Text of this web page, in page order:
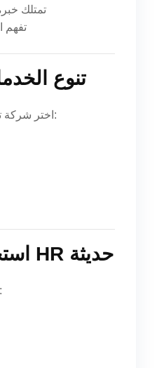
تمتلك
تفهم
2. تنوع
اختر شركة تقدم خدمات متكاملة مثل:
3. استخدام أنظمة HR حديثة
الشركة الجيدة تعتمد على: